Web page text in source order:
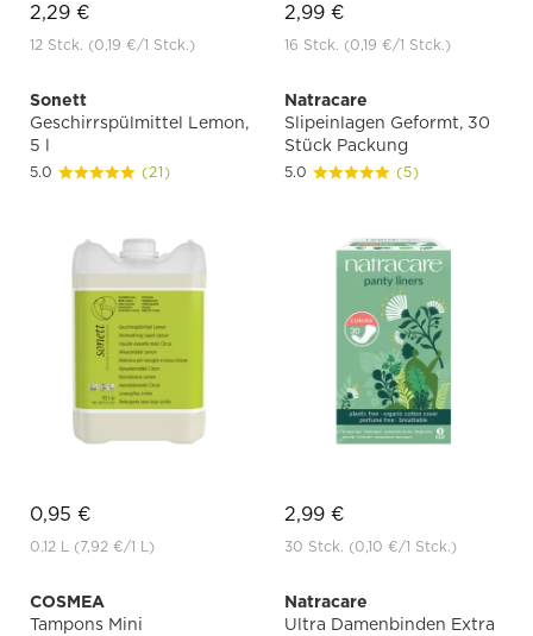
2,29 €
12 Stck. (0,19 €/1 Stck.)
2,99 €
16 Stck. (0,19 €/1 Stck.)
Sonett
Geschirrspülmittel Lemon,
5 l
5.0 (21)
0,95 €
0.12 L (7,92 €/1 L)
Natracare
Slipeinlagen Geformt, 30
Stück Packung
5.0 (5)
2,99 €
30 Stck. (0,10 €/1 Stck.)
COSMEA
Tampons Mini
Natracare
Ultra Damenbinden Extra